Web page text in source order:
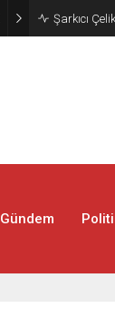
İran 2
Gündem